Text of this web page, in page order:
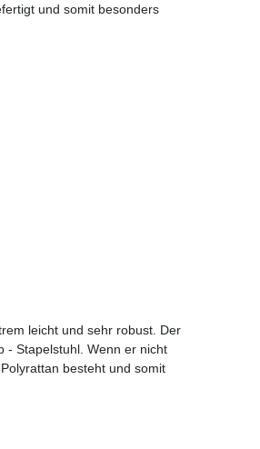
und somit besonders
leicht und sehr robust. Der
- Stapelstuhl. Wenn er nicht
besteht und somit